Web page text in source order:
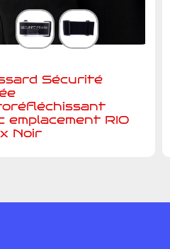
Sécurité
emplacement RIO
Noir